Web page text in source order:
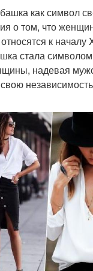
как символ
о том, что
к началу
стала
надевая